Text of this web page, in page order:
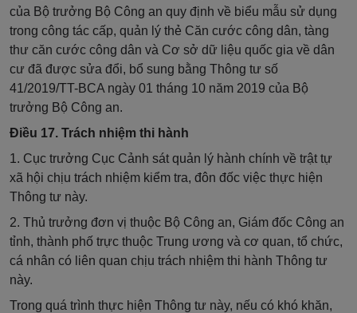
của Bộ trưởng Bộ Công an quy định về biểu mẫu sử dụng
trong công tác cấp, quản lý thẻ Căn cước công dân, tàng
thư căn cước công dân và Cơ sở dữ liệu quốc gia về dân
cư đã được sửa đổi, bổ sung bằng Thông tư số
41/2019/TT-BCA ngày 01 tháng 10 năm 2019 của Bộ
trưởng Bộ Công an.
Điều 17. Trách nhiệm thi hành
1. Cục trưởng Cục Cảnh sát quản lý hành chính về trật tự
xã hội chịu trách nhiệm kiểm tra, đôn đốc việc thực hiện
Thông tư này.
2. Thủ trưởng đơn vị thuộc Bộ Công an, Giám đốc Công an
tỉnh, thành phố trực thuộc Trung ương và cơ quan, tổ chức,
cá nhân có liên quan chịu trách nhiệm thi hành Thông tư
này.
Trong quá trình thực hiện Thông tư này, nếu có khó khăn,